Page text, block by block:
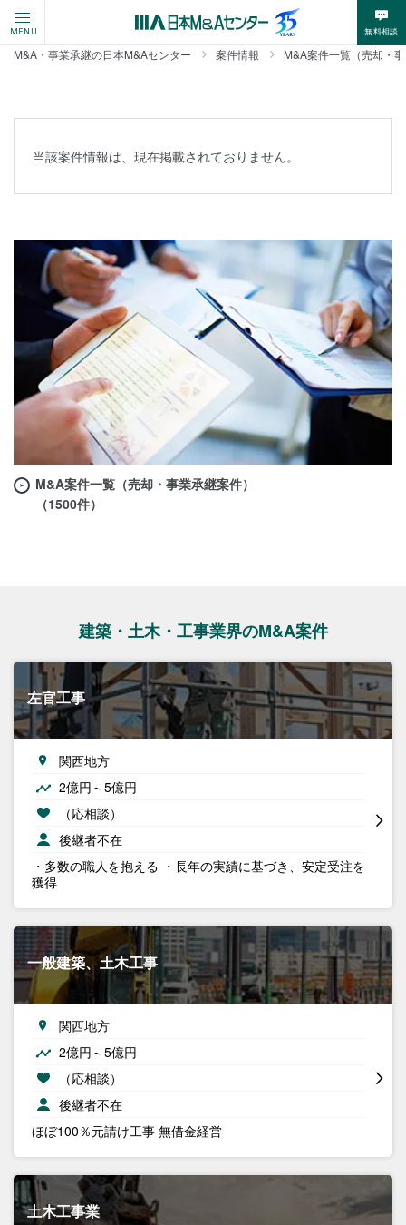
MENU 無料相談
M&A・事業承継の日本M&Aセンター 案件情報 M&A案件一覧（売却・
当該案件情報は、現在掲載されておりません。
M&A案件一覧（売却・事業承継案件）
（1500件）
建築・土木・工事業界のM&A案件
左官工事
関西地方
2億円～5億円
（応相談）
後継者不在
・多数の職人を抱える ・長年の実績に基づき、安定受注を
獲得
一般建築、土木工事
関西地方
2億円～5億円
（応相談）
後継者不在
ほぼ100％元請け工事 無借金経営
土木工事業